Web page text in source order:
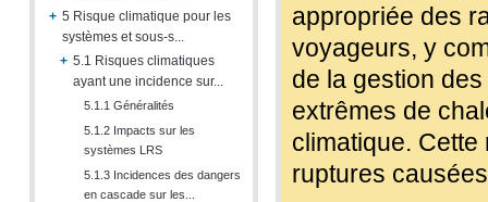
+ 5 Risque climatique pour les
systèmes et sous-s...
+ 5.1 Risques climatiques
ayant une incidence sur...
5.1.1 Généralités
5.1.2 Impacts sur les
systèmes LRS
5.1.3 Incidences des dangers
en cascade sur les...
appropriée des
voyageurs, y
de la gestion
extrêmes de
climatique. Cette
ruptures